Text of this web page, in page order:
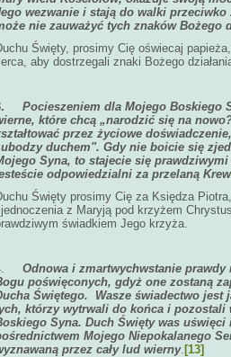
wezwanie i stają do walki przeciwko
nie zauważyć tych znaków Bożego
Święty, prosimy Cię oświecaj
aby dostrzegali znaki Bożego
Pocieszeniem dla Mojego Boskiego
które chcą „narodzić się na
przez życiowe
duchem". Gdy nie boicie się
Syna, to stajecie się
odpowiedzialni za przelaną
Święty prosimy Cię za Księdza
z Maryją pod krzyżem
świadkiem Jego krzyża.
Odnowa i zmartwychwstanie
poświęconych, gdyż one zostaną
Świętego. Wasze świadectwo jest
którzy wytrwali do końca i pozostali
Syna. Duch Święty was uświęci
Mojego Niepokalanego
przez cały lud wierny. [13]